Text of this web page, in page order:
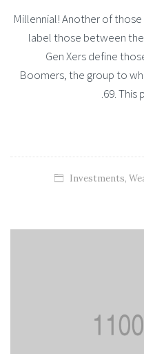
Millennial! Another of
label those between
Gen Xers define
Boomers, the group to
69. This
Investments,